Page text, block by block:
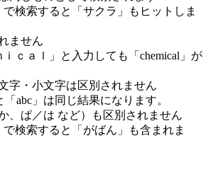
検索すると「サクラ」もヒットしま
ません
ｃａｌ」と入力しても「chemical」が
字・小文字は区別されません
abc」は同じ結果になります。
、ぱ／は など）も区別されません
検索すると「がばん」も含まれま